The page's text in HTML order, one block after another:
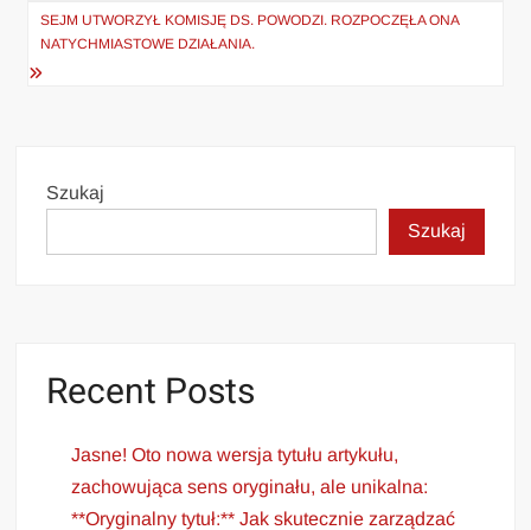
SEJM UTWORZYŁ KOMISJĘ DS. POWODZI. ROZPOCZĘŁA ONA
NATYCHMIASTOWE DZIAŁANIA.
Szukaj
Szukaj
Recent Posts
Jasne! Oto nowa wersja tytułu artykułu,
zachowująca sens oryginału, ale unikalna:
**Oryginalny tytuł:** Jak skutecznie zarządzać